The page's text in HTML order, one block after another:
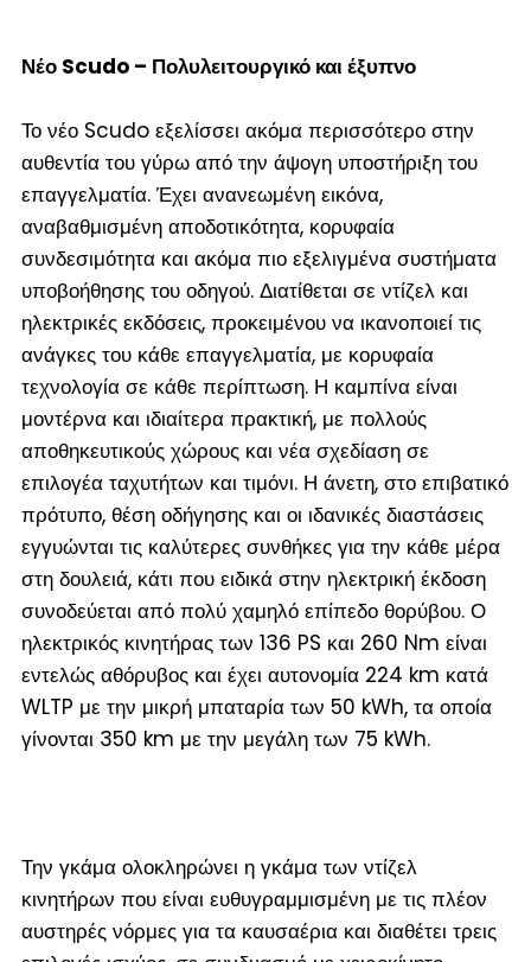
Νέο Scudo – Πολυλειτουργικό και έξυπνο
Το νέο Scudo εξελίσσει ακόμα περισσότερο στην
αυθεντία του γύρω από την άψογη υποστήριξη του
επαγγελματία. Έχει ανανεωμένη εικόνα,
αναβαθμισμένη αποδοτικότητα, κορυφαία
συνδεσιμότητα και ακόμα πιο εξελιγμένα συστήματα
υποβοήθησης του οδηγού. Διατίθεται σε ντίζελ και
ηλεκτρικές εκδόσεις, προκειμένου να ικανοποιεί τις
ανάγκες του κάθε επαγγελματία, με κορυφαία
τεχνολογία σε κάθε περίπτωση. Η καμπίνα είναι
μοντέρνα και ιδιαίτερα πρακτική, με πολλούς
αποθηκευτικούς χώρους και νέα σχεδίαση σε
επιλογέα ταχυτήτων και τιμόνι. Η άνετη, στο επιβατικό
πρότυπο, θέση οδήγησης και οι ιδανικές διαστάσεις
εγγυώνται τις καλύτερες συνθήκες για την κάθε μέρα
στη δουλειά, κάτι που ειδικά στην ηλεκτρική έκδοση
συνοδεύεται από πολύ χαμηλό επίπεδο θορύβου. Ο
ηλεκτρικός κινητήρας των 136 PS και 260 Nm είναι
εντελώς αθόρυβος και έχει αυτονομία 224 km κατά
WLTP με την μικρή μπαταρία των 50 kWh, τα οποία
γίνονται 350 km με την μεγάλη των 75 kWh.
Την γκάμα ολοκληρώνει η γκάμα των ντίζελ
κινητήρων που είναι ευθυγραμμισμένη με τις πλέον
αυστηρές νόρμες για τα καυσαέρια και διαθέτει τρεις